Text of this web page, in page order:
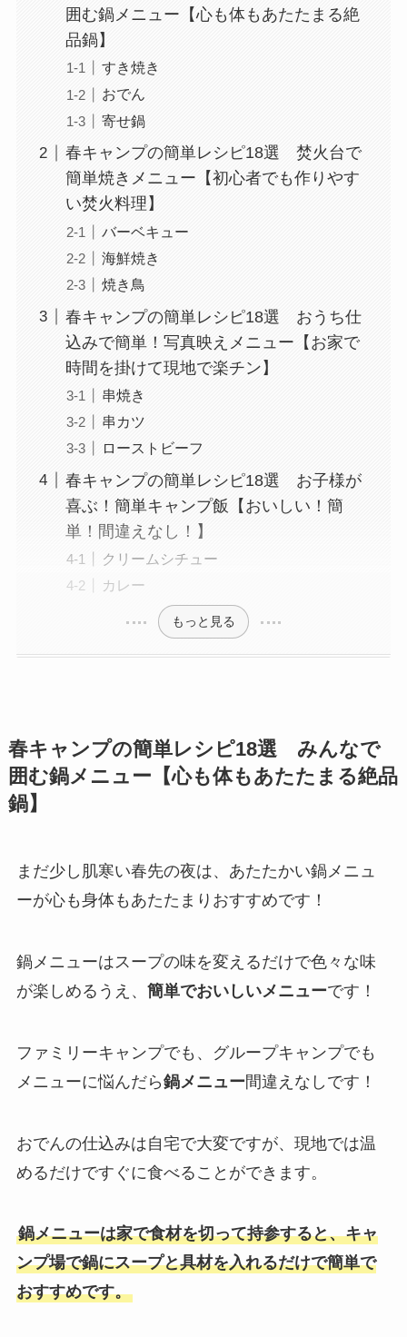
囲む鍋メニュー【心も体もあたたまる絶
品鍋】
すき焼き
おでん
寄せ鍋
春キャンプの簡単レシピ18選 焚火台で
簡単焼きメニュー【初心者でも作りやす
い焚火料理】
バーベキュー
海鮮焼き
焼き鳥
春キャンプの簡単レシピ18選 おうち仕
込みで簡単！写真映えメニュー【お家で
時間を掛けて現地で楽チン】
串焼き
串カツ
ローストビーフ
春キャンプの簡単レシピ18選 お子様が
喜ぶ！簡単キャンプ飯【おいしい！簡
単！間違えなし！】
クリームシチュー
カレー
もっと見る
春キャンプの簡単レシピ18選 みんなで
囲む鍋メニュー【心も体もあたたまる絶品
鍋】
まだ少し肌寒い春先の夜は、あたたかい鍋メニュ
ーが心も身体もあたたまりおすすめです！
鍋メニューはスープの味を変えるだけで色々な味
が楽しめるうえ、 簡単でおいしいメニューです！
ファミリーキャンプでも、グループキャンプでも
メニューに悩んだら鍋メニュー間違えなしです！
おでんの仕込みは自宅で大変ですが、現地では温
めるだけですぐに食べることができます。
鍋メニューは家で食材を切って持参すると、キャ
ンプ場で鍋にスープと具材を入れるだけで簡単で
おすすめです。